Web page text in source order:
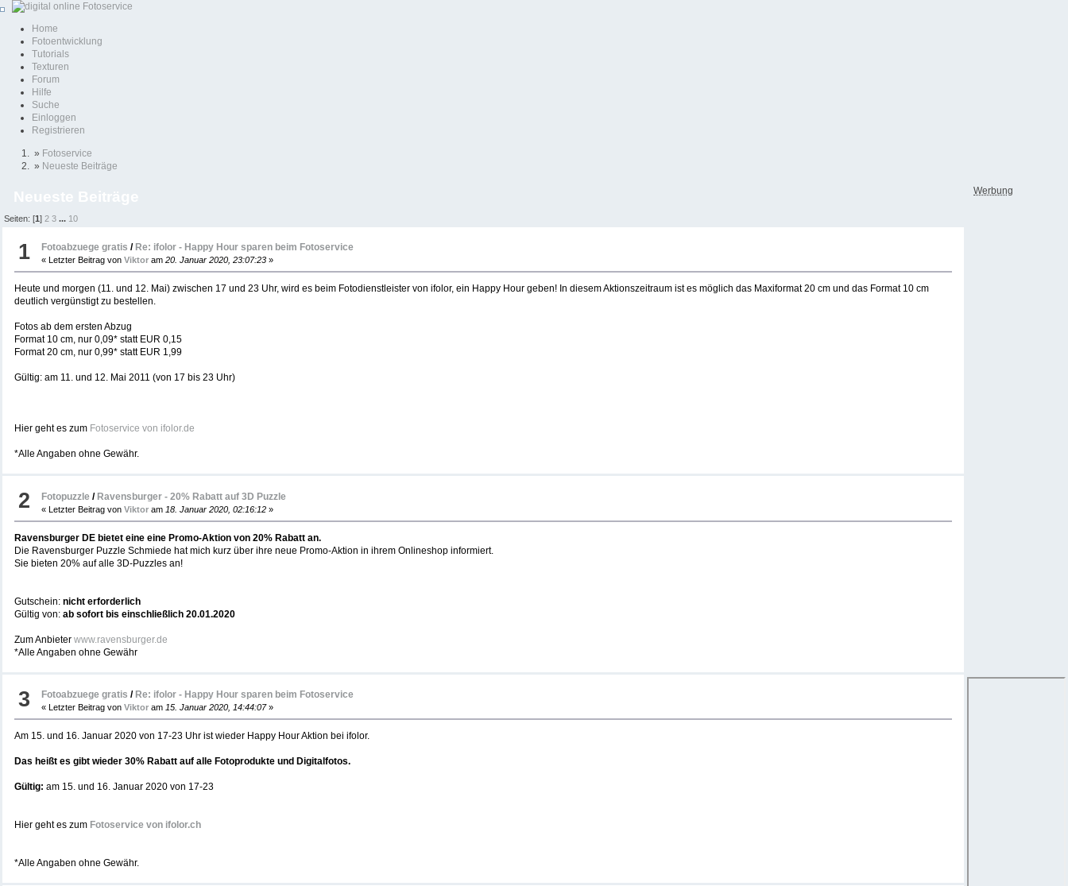
Home
Fotoentwicklung
Tutorials
Texturen
Forum
Hilfe
Suche
Einloggen
Registrieren
» Fotoservice
» Neueste Beiträge
Seiten: [1] 2 3 ... 10
1 Fotoabzuege gratis / Re: ifolor - Happy Hour sparen beim Fotoservice
« Letzter Beitrag vonViktor am 20. Januar 2020, 23:07:23 »
Heute und morgen (11. und 12. Mai) zwischen 17 und 23 Uhr, wird es beim Fotodienstleister von ifolor, ein Happy Hour geben! In diesem Aktionszeitraum ist es möglich das Maxiformat 20 cm und das Format 10 cm
deutlich vergünstigt zu bestellen.
Fotos ab dem ersten Abzug
Format 10 cm, nur 0,09* statt EUR 0,15
Format 20 cm, nur 0,99* statt EUR 1,99
Gültig: am 11. und 12. Mai 2011 (von 17 bis 23 Uhr)
Hier geht es zum Fotoservice von ifolor.de
*Alle Angaben ohne Gewähr.
2 Fotopuzzle / Ravensburger - 20% Rabatt auf 3D Puzzle
« Letzter Beitrag vonViktor am 18. Januar 2020, 02:16:12 »
Ravensburger DE bietet eine eine Promo-Aktion von 20% Rabatt an.
Die Ravensburger Puzzle Schmiede hat mich kurz über ihre neue Promo-Aktion in ihrem Onlineshop informiert.
Sie bieten 20% auf alle 3D-Puzzles an!
Gutschein: nicht erforderlich
Gültig von: ab sofort bis einschließlich 20.01.2020
Zum Anbieter www.ravensburger.de
*Alle Angaben ohne Gewähr
3 Fotoabzuege gratis / Re: ifolor - Happy Hour sparen beim Fotoservice
« Letzter Beitrag vonViktor am 15. Januar 2020, 14:44:07»
Am 15. und 16. Januar 2020 von 17-23 Uhr ist wieder Happy Hour Aktion bei ifolor.
Das heißt es gibt wieder 30% Rabatt auf alle Fotoprodukte und Digitalfotos.
Gültig: am 15. und 16. Januar 2020 von 17-23
Hier geht es zum Fotoservice von ifolor.ch
*Alle Angaben ohne Gewähr.
Werbung